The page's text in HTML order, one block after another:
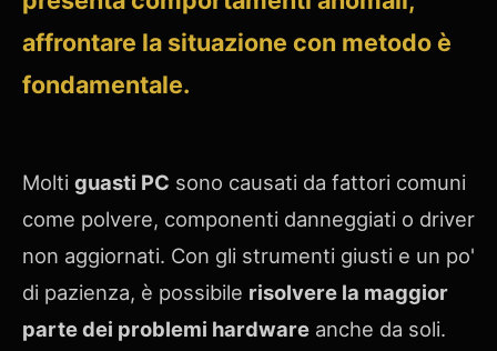
affrontare la situazione con metodo è
fondamentale.
Molti guasti PC sono causati da fattori comuni
come polvere, componenti danneggiati o driver
non aggiornati. Con gli strumenti giusti e un po'
di pazienza, è possibile risolvere la maggior
parte dei problemi hardware anche da soli.